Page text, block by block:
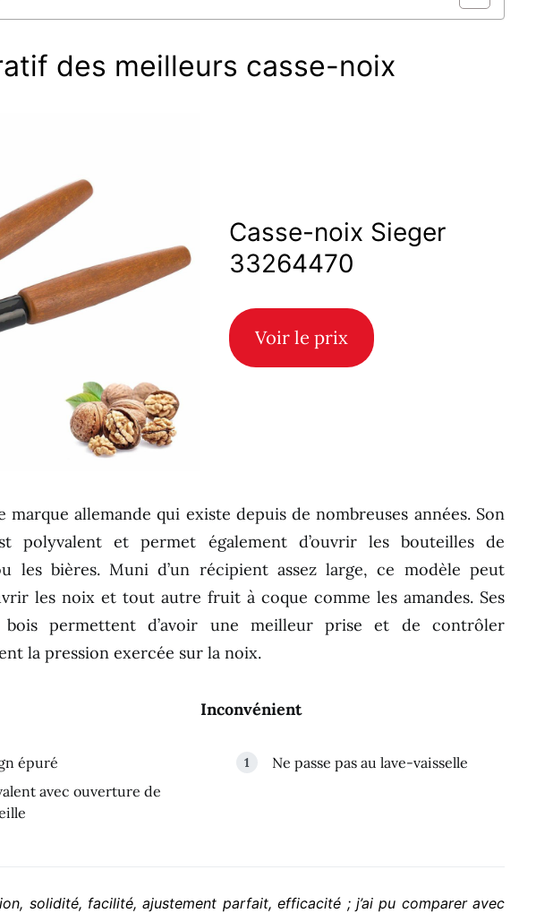
des meilleurs casse-noix
Casse-noix Sieger
33264470
Voir le prix
marque allemande qui existe depuis de nombreuses années. Son
polyvalent et permet également d’ouvrir les bouteilles de
les bières. Muni d’un récipient assez large, ce modèle peut
les noix et tout autre fruit à coque comme les amandes. Ses
bois permettent d’avoir une meilleur prise et de contrôler
la pression exercée sur la noix.
épuré
avec ouverture de
Inconvénient
Ne passe pas au lave-vaisselle
solidité, facilité, ajustement parfait, efficacité ; j’ai pu comparer avec